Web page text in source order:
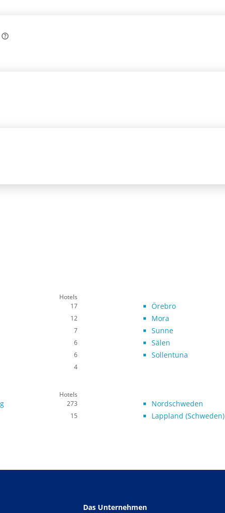
Hotels
17 Örebro
12 Mora
7 Sunne
6 Sälen
6 Sollentuna
4
Hotels
273 Nordschweden
15 Lappland (Schweden)
Das Unternehmen